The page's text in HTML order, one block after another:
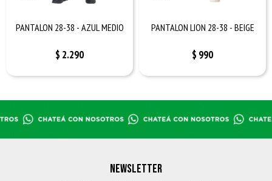
PANTALON 28-38 - AZUL MEDIO
$ 2.290
PANTALON LION 28-38 - BEIGE
$ 990
NEWSLETTER